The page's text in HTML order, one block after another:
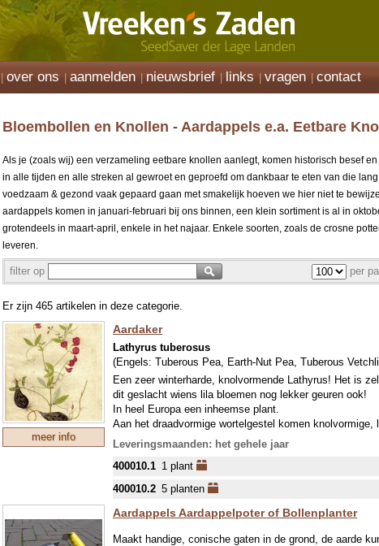
over ons aanmelden nieuwsbrief links vragen contact
Bloembollen en Knollen - Aardappels e.a. Eetbare
Als je (zoals wij) een verzameling eetbare knollen aanlegt, komen historisch besef
in alle tijden en alle streken al gewroet en geproefd om dankbaar te eten van die
voedzaam & gezond vaak gepaard gaan met smakelijk hoeven we hier niet te
aardappels komen in januari-februari bij ons binnen, een klein sortiment is al in
grotendeels in maart-april, enkele in het najaar. Enkele soorten, zoals de crosne
leveren.
filter op per
Er zijn 465 artikelen in deze categorie.
meer info
Aardaker
Lathyrus tuberosus
(Engels: Tuberous Pea, Earth-Nut Pea, Tuberous
Een zeer winterharde, knolvormende Lathyrus! Het is
dit geslacht wiens lila bloemen nog lekker geuren ook!
In heel Europa een inheemse plant.
Aan het draadvormige wortelgestel komen knolvormige,
eeuwen lang bekend zijn als voedsel.
De plant wordt 30-100cm lang/hoog: een prima eetbare
vergeten groenten “Hollandse Muisjes” (!) omdat sinds
Nederland werden geëxporteerd naar Frankrijk.
Een oud recept: knolletjes 1uur koken, pureren en met
De bloemen, jonge scheuten en zaadpeultjes zijn ook
Leveringsmaanden: het gehele jaar
400010.1 1 plant
400010.2 5 planten
Aardappels Aardappelpoter of Bollenplanter
Maakt handige, conische gaten in de grond, de aarde